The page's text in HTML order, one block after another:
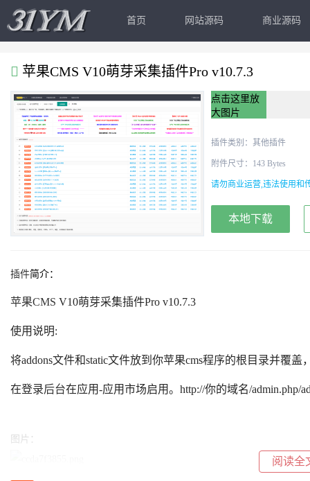
首页 网站源码 商业源码
苹果CMS V10萌芽采集插件Pro v10.7.3
插件类别： 其他插件
附件尺寸：143 Bytes
请勿商业运营,违法使用和
本地下载
插件简介：
苹果CMS V10萌芽采集插件Pro v10.7.3
使用说明:
将addons文件和static文件放到你苹果cms程序的根目录并覆盖
在登录后台在应用-应用市场启用。http://你的域名/admin.php/
图片：
阅读全
点击这里放
大图片